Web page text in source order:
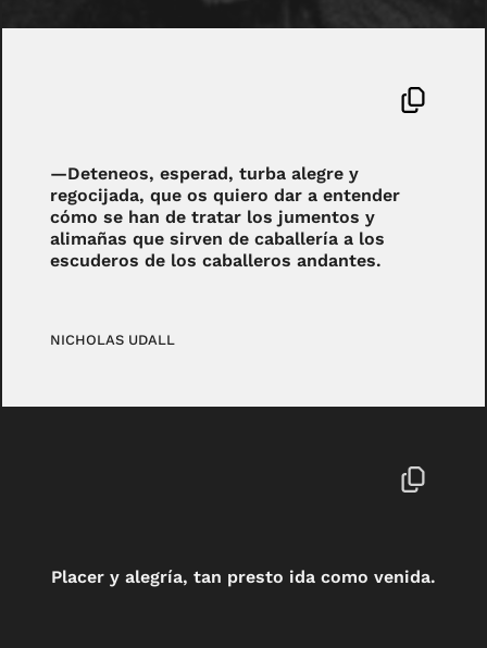
—Deteneos, esperad, turba alegre y
regocijada, que os quiero dar a entender
cómo se han de tratar los jumentos y
alimañas que sirven de caballería a los
escuderos de los caballeros andantes.
NICHOLAS UDALL
Placer y alegría, tan presto ida como venida.